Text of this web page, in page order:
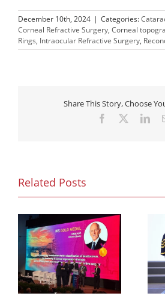
December 10th, 2024 | Categories:
Corneal Refractive Surgery, Corneal
Rings, Intraocular Refractive Surgery,
Share This Story, Choose
Facebook
Related Posts